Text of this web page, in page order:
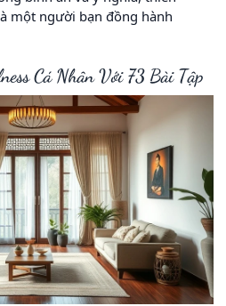
một người bạn đồng hành
Cá Nhân Với 73 Bài Tập